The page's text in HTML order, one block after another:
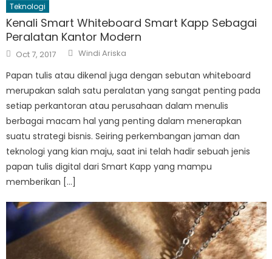
Teknologi
Kenali Smart Whiteboard Smart Kapp Sebagai
Peralatan Kantor Modern
Posted
on
Oct 7, 2017 Author
Windi Ariska
Papan tulis atau dikenal juga dengan sebutan whiteboard
merupakan salah satu peralatan yang sangat penting pada
setiap perkantoran atau perusahaan dalam menulis
berbagai macam hal yang penting dalam menerapkan
suatu strategi bisnis. Seiring perkembangan jaman dan
teknologi yang kian maju, saat ini telah hadir sebuah jenis
papan tulis digital dari Smart Kapp yang mampu
memberikan […]